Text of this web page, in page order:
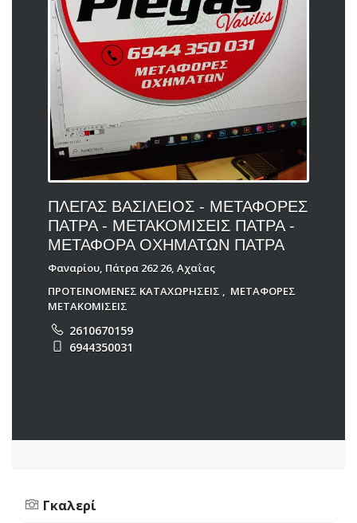
ΠΛΕΓΑΣ ΒΑΣΙΛΕΙΟΣ - ΜΕΤΑΦΟΡΕΣ
ΠΑΤΡΑ - ΜΕΤΑΚΟΜΙΣΕΙΣ ΠΑΤΡΑ -
ΜΕΤΑΦΟΡΑ ΟΧΗΜΑΤΩΝ ΠΑΤΡΑ
Φαναρίου, Πάτρα 262 26, Αχαΐας
ΠΡΟΤΕΙΝΟΜΕΝΕΣ ΚΑΤΑΧΩΡΗΣΕΙΣ , ΜΕΤΑΦΟΡΕΣ
ΜΕΤΑΚΟΜΙΣΕΙΣ
2610670159
6944350031
Γκαλερί